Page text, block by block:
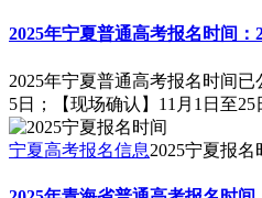
2025年宁夏普通高考报名时间：
2025年宁夏普通高考报名时间
5日；【现场确认】11月1日至25
宁夏高考报名信息2025宁夏报名